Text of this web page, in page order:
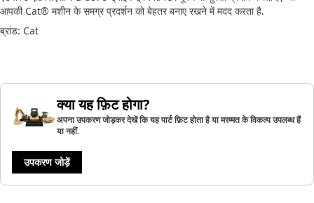
आपकी Cat® मशीन के समग्र प्रदर्शन को बेहतर बनाए रखने में मदद करता है.
ब्रांड: Cat
क्या यह फ़िट होगा?
अपना उपकरण जोड़कर देखें कि यह पार्ट फ़िट होता है या मरम्मत के विकल्प उपलब्ध हैं
या नहीं.
उपकरण जोड़ें